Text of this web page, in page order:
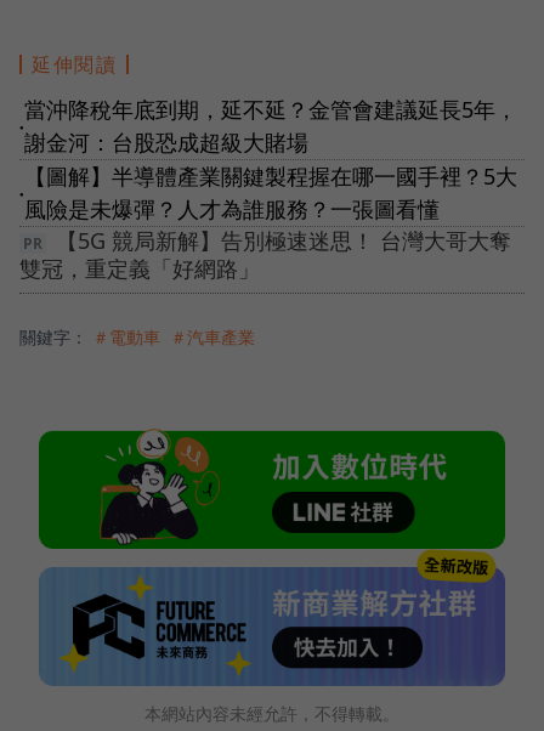
延伸閱讀
●
當沖降稅年底到期，延不延？金管會建議延長5年，
謝金河：台股恐成超級大賭場
●
【圖解】半導體產業關鍵製程握在哪一國手裡？5大
風險是未爆彈？人才為誰服務？一張圖看懂
【5G 競局新解】告別極速迷思！ 台灣大哥大奪
雙冠，重定義「好網路」
關鍵字： ＃電動車 ＃汽車產業
本網站內容未經允許，不得轉載。